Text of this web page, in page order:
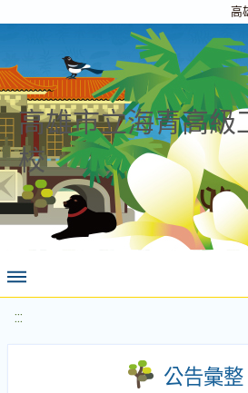
高
高雄市立海青高級
校
:::
公告彙整